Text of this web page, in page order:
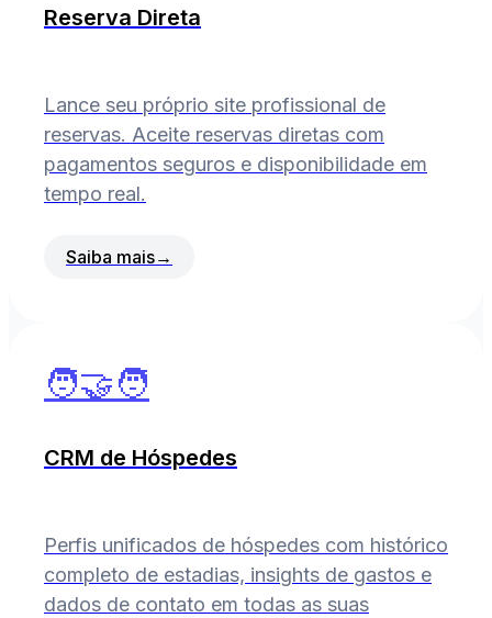
Reserva Direta
Lance seu próprio site profissional de
reservas. Aceite reservas diretas com
pagamentos seguros e disponibilidade em
tempo real.
Saiba mais→
🧑‍🤝‍🧑
CRM de Hóspedes
Perfis unificados de hóspedes com histórico
completo de estadias, insights de gastos e
dados de contato em todas as suas